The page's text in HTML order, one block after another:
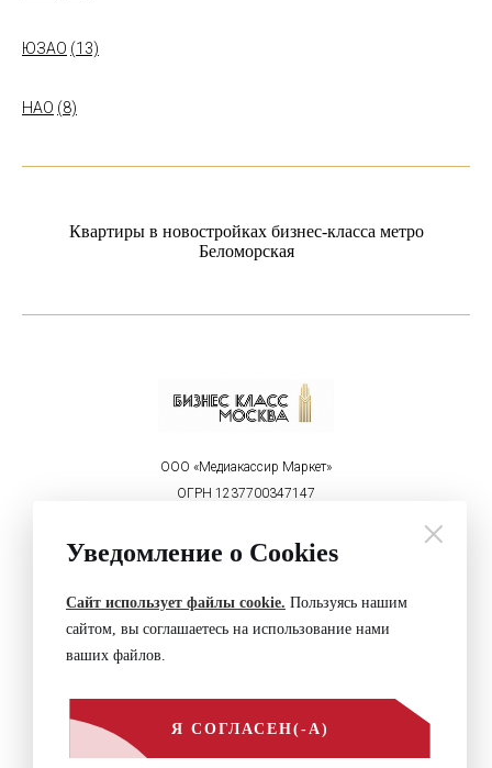
Уведомление о Cookies
Сайт использует файлы cookie. Пользуясь нашим
сайтом, вы соглашаетесь на использование нами
ваших файлов.
Я СОГЛАСЕН(-А)
ЮЗАО (13)
НАО (8)
Квартиры в новостройках бизнес-класса метро
Беломорская
ООО «Медиакассир Маркет»
ОГРН 1237700347147
Реклама на портале:
+7 (495) 152-00-81
Политика конфиденциальности
+7 (495) 152-00-81